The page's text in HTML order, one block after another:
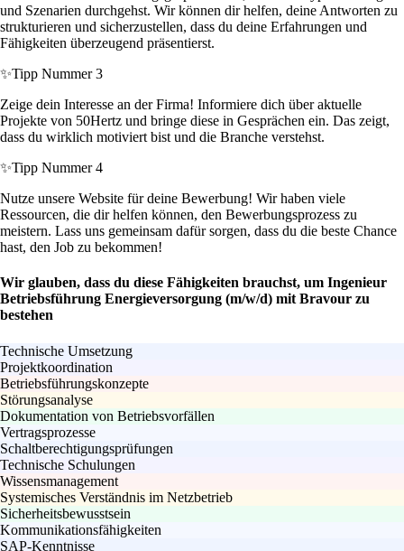
und Szenarien durchgehst. Wir können dir helfen, deine Antworten zu
strukturieren und sicherzustellen, dass du deine Erfahrungen und
Fähigkeiten überzeugend präsentierst.
✨Tipp Nummer 3
Zeige dein Interesse an der Firma! Informiere dich über aktuelle
Projekte von 50Hertz und bringe diese in Gesprächen ein. Das zeigt,
dass du wirklich motiviert bist und die Branche verstehst.
✨Tipp Nummer 4
Nutze unsere Website für deine Bewerbung! Wir haben viele
Ressourcen, die dir helfen können, den Bewerbungsprozess zu
meistern. Lass uns gemeinsam dafür sorgen, dass du die beste Chance
hast, den Job zu bekommen!
Wir glauben, dass du diese Fähigkeiten brauchst, um Ingenieur
Betriebsführung Energieversorgung (m/w/d) mit Bravour zu
bestehen
Technische Umsetzung
Projektkoordination
Betriebsführungskonzepte
Störungsanalyse
Dokumentation von Betriebsvorfällen
Vertragsprozesse
Schaltberechtigungsprüfungen
Technische Schulungen
Wissensmanagement
Systemisches Verständnis im Netzbetrieb
Sicherheitsbewusstsein
Kommunikationsfähigkeiten
SAP-Kenntnisse